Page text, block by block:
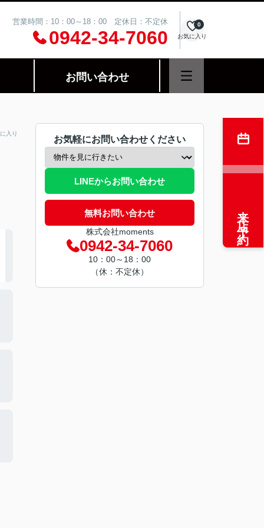
営業時間：10：00～18：00 定休日：不定休
0942-34-7060 お気に入り
0
お問い合わせ
入り
お気軽にお問い合わせください
LINEからお問い合わせ
無料お問い合わせ
株式会社moments
0942-34-7060
10：00～18：00
（休：不定休）
来店予約